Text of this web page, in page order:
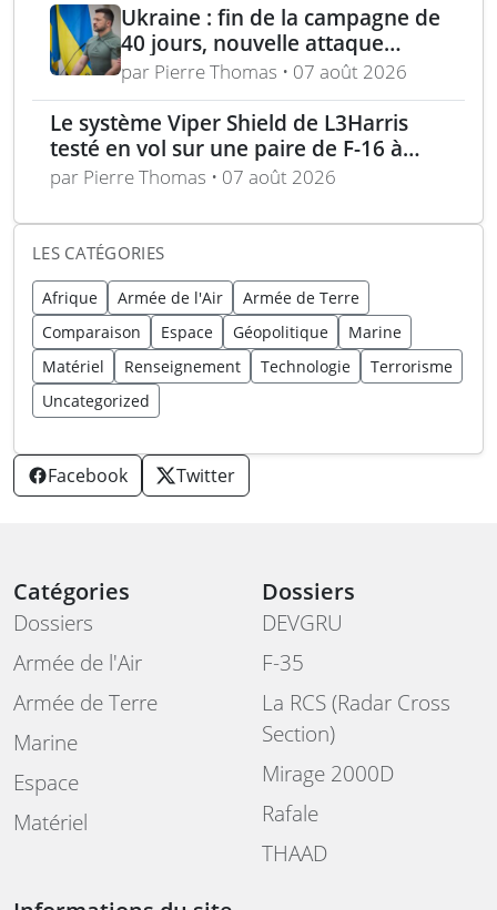
Ukraine : fin de la campagne de
40 jours, nouvelle attaque
contre Wildberries et
élimination d’un général russe à
Moscou
par Pierre Thomas • 07 août 2026
Le système Viper Shield de L3Harris
testé en vol sur une paire de F-16 à
Edwards AFB
par Pierre Thomas • 07 août 2026
LES CATÉGORIES
Afrique Armée de l'Air
Armée de Terre
Comparaison
Espace Géopolitique
Marine
Matériel
Renseignement Technologie
Terrorisme
Uncategorized
Facebook Twitter
Catégories
Dossiers
Armée de l'Air
Armée de Terre
Marine
Espace
Matériel
Dossiers
DEVGRU
F-35
La RCS (Radar Cross
Section)
Mirage 2000D
Rafale
THAAD